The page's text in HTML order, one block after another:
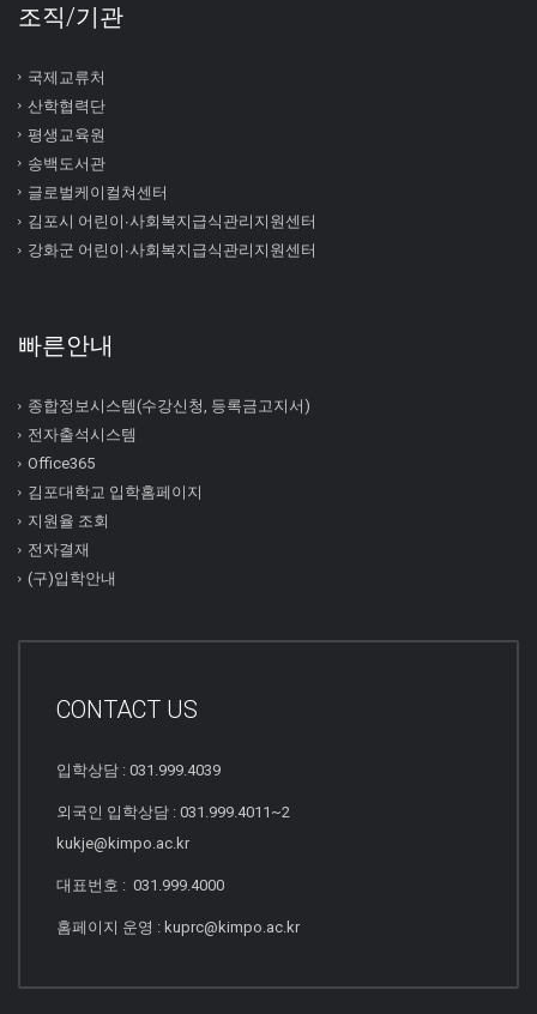
조직/기관
국제교류처
산학협력단
평생교육원
송백도서관
글로벌케이컬쳐센터
김포시 어린이∙사회복지급식관리지원센터
강화군 어린이∙사회복지급식관리지원센터
빠른안내
종합정보시스템(수강신청, 등록금고지서)
전자출석시스템
Office365
김포대학교 입학홈페이지
지원율 조회
전자결재
(구)입학안내
CONTACT US
입학상담 : 031.999.4039
외국인 입학상담 : 031.999.4011~2
kukje@kimpo.ac.kr
대표번호 : 031.999.4000
홈페이지 운영 : kuprc@kimpo.ac.kr